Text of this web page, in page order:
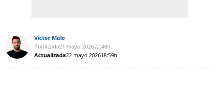
Víctor Malo
Publicada21 mayo 202622:48h
Actualizada22 mayo 202618:59h